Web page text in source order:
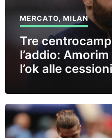
MERCATO,MILAN
Tre
l’addio:
l’ok alle cessioni